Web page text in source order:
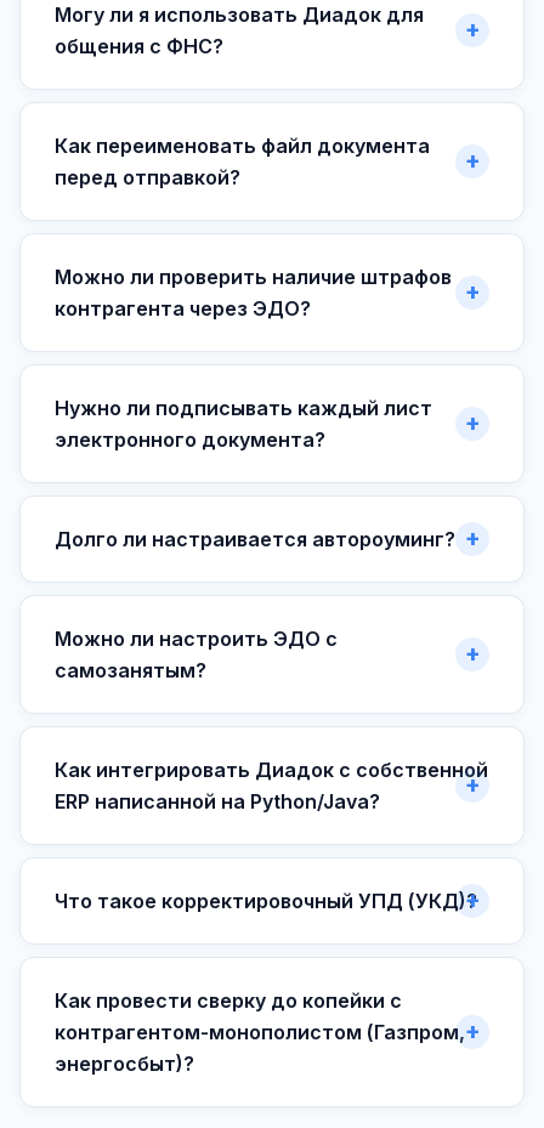
Могу ли я использовать Диадок для
общения с ФНС?
Как переименовать файл документа
перед отправкой?
Можно ли проверить наличие штрафов
контрагента через ЭДО?
Нужно ли подписывать каждый лист
электронного документа?
Долго ли настраивается автороуминг?
Можно ли настроить ЭДО с
самозанятым?
Как интегрировать Диадок с собственной
ERP написанной на Python/Java?
Что такое корректировочный УПД (УКД)?
Как провести сверку до копейки с
контрагентом-монополистом (Газпром,
энергосбыт)?